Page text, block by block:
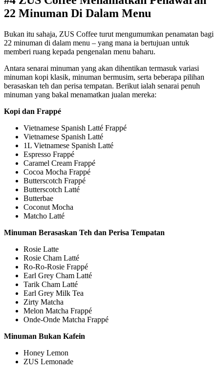
22 Minuman Di Dalam Menu
Bukan itu sahaja, ZUS Coffee turut mengumumkan penamatan bagi
22 minuman di dalam menu – yang mana ia bertujuan untuk
memberi ruang kepada pengenalan menu baharu.
Antara senarai minuman yang akan dihentikan termasuk variasi
minuman kopi klasik, minuman bermusim, serta beberapa pilihan
berasaskan teh dan perisa tempatan. Berikut ialah senarai penuh
minuman yang bakal menamatkan jualan mereka:
Kopi dan Frappé
Vietnamese Spanish Latté Frappé
Vietnamese Spanish Latté
1L Vietnamese Spanish Latté
Espresso Frappé
Caramel Cream Frappé
Cocoa Mocha Frappé
Butterscotch Frappé
Butterscotch Latté
Butterbae
Coconut Mocha
Matcho Latté
Minuman Berasaskan Teh dan Perisa Tempatan
Rosie Latte
Rosie Cham Latté
Ro-Ro-Rosie Frappé
Earl Grey Cham Latté
Tarik Cham Latté
Earl Grey Milk Tea
Zirty Matcha
Melon Matcha Frappé
Onde-Onde Matcha Frappé
Minuman Bukan Kafein
Honey Lemon
ZUS Lemonade